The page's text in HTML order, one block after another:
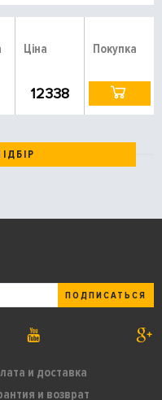
Ціна Покупка
12338
и доставка
и возврат
ПОДПИСАТЬСЯ